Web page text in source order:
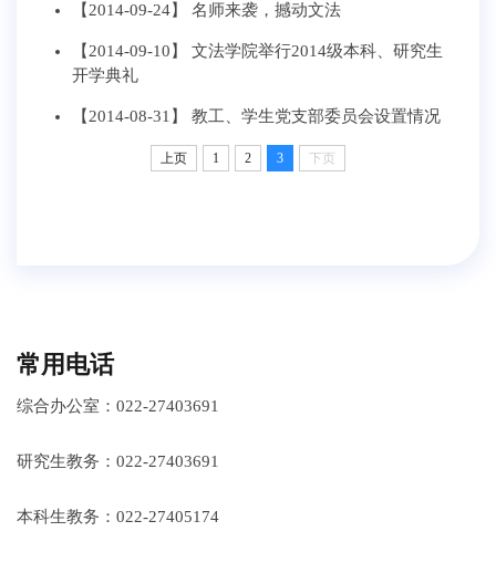
【2014-09-24】 名师来袭，撼动文法
【2014-09-10】 文法学院举行2014级本科、研究生
开学典礼
【2014-08-31】 教工、学生党支部委员会设置情况
上页 1 2 3 下页
常用电话
综合办公室：022-27403691
研究生教务：022-27403691
本科生教务：022-27405174